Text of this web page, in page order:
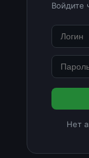
Войдите
Нет